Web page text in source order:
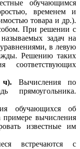
обучающимся
временем и
товара и др.).
При решении с
задач на
в левую
Решению таких
соответствующих
ч).Вычисления по
прямоугольника.
обучающихся об
примере вычисления
известные им
встречаются с